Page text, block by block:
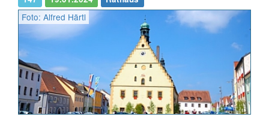
Foto: Alfred Härtl